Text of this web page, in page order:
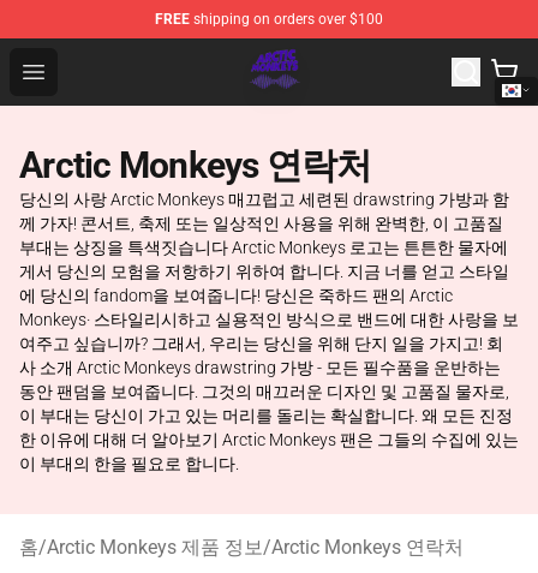
FREE shipping on orders over $100
Open menu
Arctic Monkeys Shop - Official Arctic Monkeys
Arctic Monkeys 연락처
당신의 사랑 Arctic Monkeys 매끄럽고 세련된 drawstring 가방과 함
께 가자! 콘서트, 축제 또는 일상적인 사용을 위해 완벽한, 이 고품질
부대는 상징을 특색짓습니다 Arctic Monkeys 로고는 튼튼한 물자에
게서 당신의 모험을 저항하기 위하여 합니다. 지금 너를 얻고 스타일
에 당신의 fandom을 보여줍니다! 당신은 죽하드 팬의 Arctic
Monkeys· 스타일리시하고 실용적인 방식으로 밴드에 대한 사랑을 보
여주고 싶습니까? 그래서, 우리는 당신을 위해 단지 일을 가지고! 회
사 소개 Arctic Monkeys drawstring 가방 - 모든 필수품을 운반하는
동안 팬덤을 보여줍니다. 그것의 매끄러운 디자인 및 고품질 물자로,
이 부대는 당신이 가고 있는 머리를 돌리는 확실합니다. 왜 모든 진정
한 이유에 대해 더 알아보기 Arctic Monkeys 팬은 그들의 수집에 있는
이 부대의 한을 필요로 합니다.
홈/Arctic Monkeys 제품 정보/Arctic Monkeys 연락처